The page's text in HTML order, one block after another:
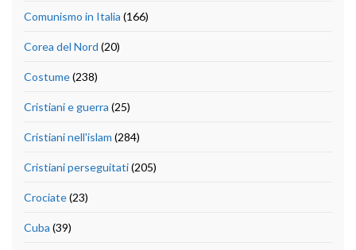
Comunismo in Italia (166)
Corea del Nord (20)
Costume(238)
Cristiani e guerra (25)
Cristiani nell'islam (284)
Cristiani perseguitati(205)
Crociate(23)
Cuba (39)